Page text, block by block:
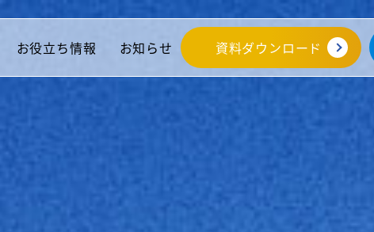
お役立ち情報 お知らせ 資料ダウンロード